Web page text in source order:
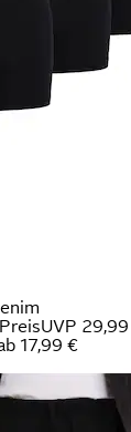
UVP
17,99 €